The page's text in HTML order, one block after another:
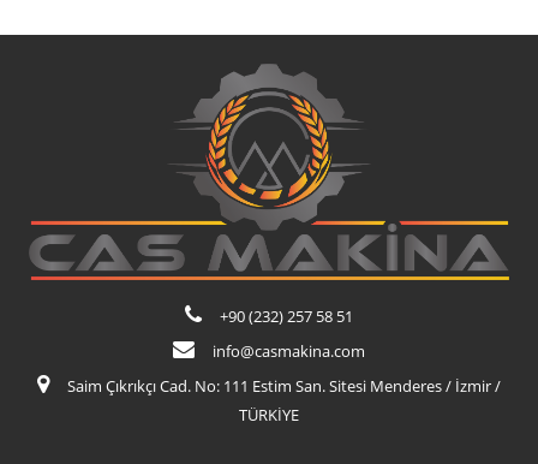
+90 (232) 257 58 51
info@casmakina.com
Saim Çıkrıkçı Cad. No: 111 Estim San. Sitesi Menderes / İzmir /
TÜRKİYE